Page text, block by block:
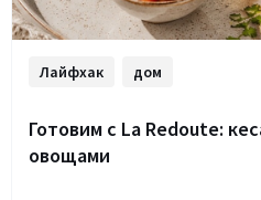
Лайфхак дом
Готовим с La Redoute:
овощами